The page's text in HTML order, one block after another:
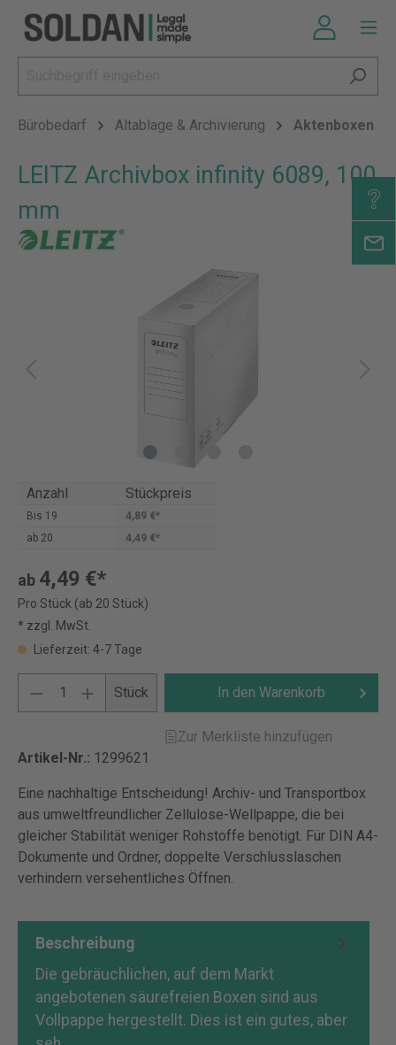
Bürobedarf Altablage & Archivierung Aktenboxen
LEITZ Archivbox infinity 6089, 100
mm
Anzahl Stückpreis
Bis 19
4,89 €*
ab 20 4,49 €*
ab 4,49 €*
Pro Stück (ab 20 Stück)
* zzgl. MwSt.
Lieferzeit: 4-7 Tage
Stück In den Warenkorb
Zur Merkliste hinzufügen
Artikel-Nr.: 1299621
Eine nachhaltige Entscheidung! Archiv- und Transportbox
aus umweltfreundlicher Zellulose-Wellpappe, die bei
gleicher Stabilität weniger Rohstoffe benötigt. Für DIN A4-
Dokumente und Ordner, doppelte Verschlusslaschen
verhindern versehentliches Öffnen.
Beschreibung
Die gebräuchlichen, auf dem Markt
angebotenen säurefreien Boxen sind aus
Vollpappe hergestellt. Dies ist ein gutes, aber